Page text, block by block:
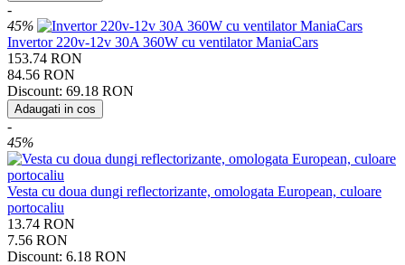
-
45%
Invertor 220v-12v 30A 360W cu ventilator ManiaCars
153.74 RON
84.56 RON
Discount: 69.18 RON
Adaugati in cos
-
45%
Vesta cu doua dungi reflectorizante, omologata European, culoare
portocaliu
13.74 RON
7.56 RON
Discount: 6.18 RON